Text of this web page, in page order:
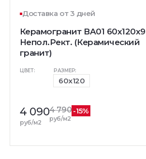
Доставка от 3 дней
Керамогранит BA01 60x120x9
Непол.Рект. (Керамический
гранит)
ЦВЕТ: РАЗМЕР:
60x120
4 090
руб/м2
4 790
руб/м2
-15%